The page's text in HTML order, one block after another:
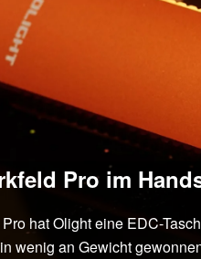
Pro im
hat Olight eine EDC-
wenig an Gewicht